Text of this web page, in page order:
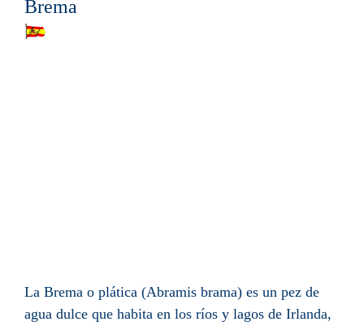
Brema
La Brema o plática (Abramis brama) es un pez de
agua dulce que habita en los ríos y lagos de Irlanda,